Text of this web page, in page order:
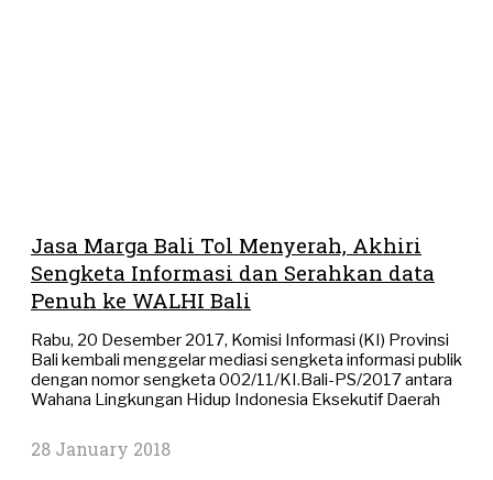
Jasa Marga Bali Tol Menyerah, Akhiri
Sengketa Informasi dan Serahkan data
Penuh ke WALHI Bali
Rabu, 20 Desember 2017, Komisi Informasi (KI) Provinsi
Bali kembali menggelar mediasi sengketa informasi publik
dengan nomor sengketa 002/11/KI.Bali-PS/2017 antara
Wahana Lingkungan Hidup Indonesia Eksekutif Daerah
28 January 2018